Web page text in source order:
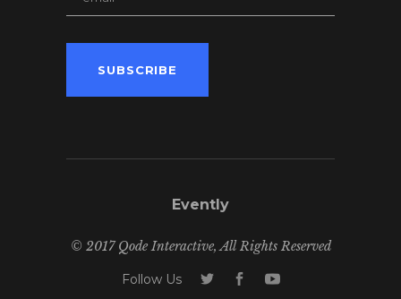
Evently
© 2017 Qode Interactive, All Rights Reserved
Follow Us